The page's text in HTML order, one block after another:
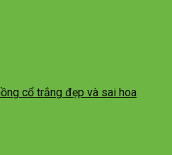
cổ trắng đẹp và sai hoa